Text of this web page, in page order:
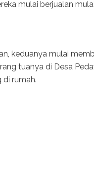
mulai berjualan
keduanya mulai
tuanya di Desa
rumah.